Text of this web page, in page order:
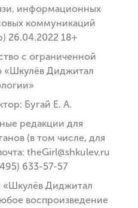
информационных
коммуникаций
26.04.2022 18+
с ограниченной
«Шкулёв Диджитал
Бугай Е. А.
редакции для
(в том числе, для
theGirl@shkulev.ru
633-57-57
Диджитал
воспроизведение